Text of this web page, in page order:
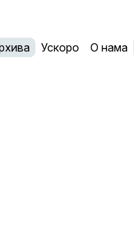
Ускоро О нама